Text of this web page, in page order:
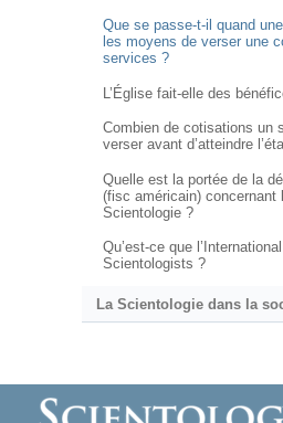
Que se passe-t-il quand
les moyens de verser une
services ?
L’Église fait-elle des
Combien de cotisations un
verser avant d’atteindre
Quelle est la portée de la
(fisc américain) concernant
Scientologie ?
Qu’est-ce que
Scientologists ?
La Scientologie dans la